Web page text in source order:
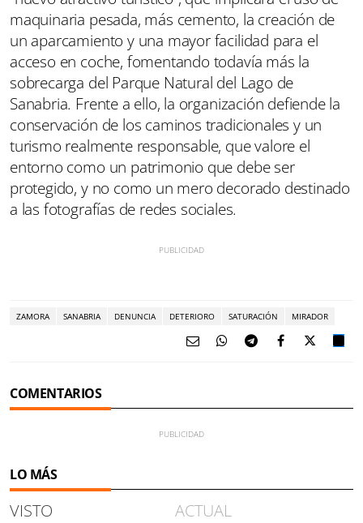
maquinaria pesada, más cemento, la creación de
un aparcamiento y una mayor facilidad para el
acceso en coche, fomentando todavía más la
sobrecarga del Parque Natural del Lago de
Sanabria. Frente a ello, la organización defiende la
conservación de los caminos tradicionales y un
turismo realmente responsable, que valore el
entorno como un patrimonio que debe ser
protegido, y no como un mero decorado destinado
a las fotografías de redes sociales.
ZAMORA SANABRIA DENUNCIA DETERIORO SATURACIÓN MIRADOR
COMENTARIOS
LO MÁS
VISTO ACTUAL